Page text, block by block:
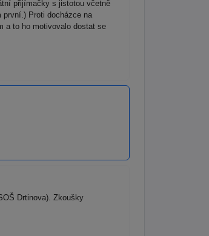
přijímačky s jistotou včetně
Proti docházce na
a to ho motivovalo dostat se
Drtinova). Zkoušky